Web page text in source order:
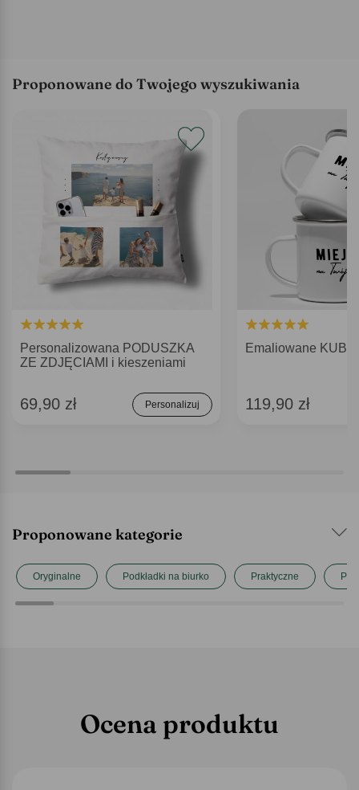
Proponowane do Twojego wyszukiwania
Personalizowana PODUSZKA
ZE ZDJĘCIAMI i kieszeniami
69,90 zł Personalizuj
Emaliowane
119,90 zł
Proponowane kategorie
Oryginalne Podkładki na biurko Praktyczne
Ocena produktu